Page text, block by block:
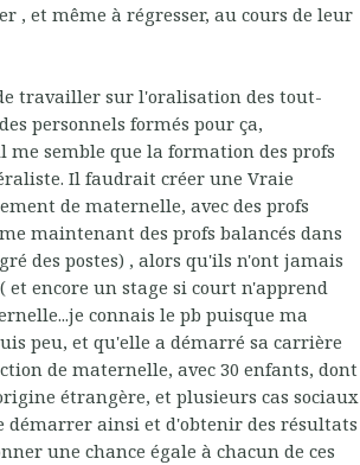
, et même à régresser, au cours de leur
travailler sur l'oralisation des tout-
personnels formés pour ça,
me semble que la formation des profs
Il faudrait créer une Vraie
de maternelle, avec des profs
maintenant des profs balancés dans
des postes) , alors qu'ils n'ont jamais
et encore un stage si court n'apprend
connais le pb puisque ma
peu, et qu'elle a démarré sa carrière
de maternelle, avec 30 enfants, dont
étrangère, et plusieurs cas sociaux
démarrer ainsi et d'obtenir des résultats
une chance égale à chacun de ces